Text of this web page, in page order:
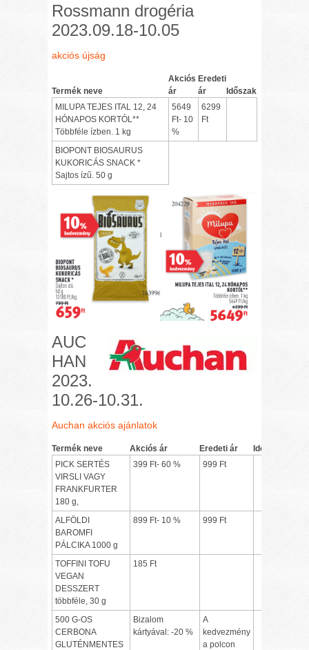
Rossmann drogéria
2023.09.18-10.05
akciós újság
Termék neve
Akciós
ár
Eredeti
ár
Időszak
MILUPA TEJES ITAL 12, 24
HÓNAPOS KORTÓL**
Többféle ízben. 1 kg
5649
Ft- 10
%
6299
Ft
BIOPONT BIOSAURUS
KUKORICÁS SNACK *
Sajtos ízű. 50 g
AUC
HAN
2023.
10.26-10.31.
Auchan akciós ajánlatok
Termék neve Akciós ár Eredeti ár
Időszak
PICK SERTÉS
VIRSLI VAGY
FRANKFURTER
180 g,
399 Ft- 60 % 999 Ft
ALFÖLDI
BAROMFI
PÁLCIKA 1000 g
899 Ft- 10 % 999 Ft
TOFFINI TOFU
VEGAN
DESSZERT
többféle, 30 g
185 Ft
500 G-OS
CERBONA
GLUTÉNMENTES
Bizalom
kártyával: -20 %
A
kedvezmény
a polcon